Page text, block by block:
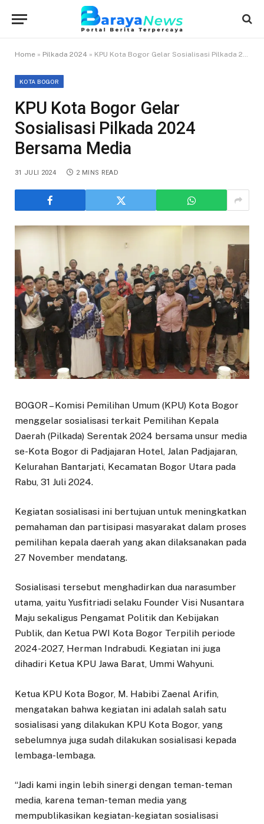
Home » Pilkada 2024 » KPU Kota Bogor Gelar Sosialisasi Pilkada 2024 Bersama Media
KOTA BOGOR
KPU Kota Bogor Gelar
Sosialisasi Pilkada 2024
Bersama Media
31 JULI 2024 2 MINS READ
BOGOR – Komisi Pemilihan Umum (KPU) Kota Bogor
menggelar sosialisasi terkait Pemilihan Kepala
Daerah (Pilkada) Serentak 2024 bersama unsur media
se-Kota Bogor di Padjajaran Hotel, Jalan Padjajaran,
Kelurahan Bantarjati, Kecamatan Bogor Utara pada
Rabu, 31 Juli 2024.
Kegiatan sosialisasi ini bertujuan untuk meningkatkan
pemahaman dan partisipasi masyarakat dalam proses
pemilihan kepala daerah yang akan dilaksanakan pada
27 November mendatang.
Sosialisasi tersebut menghadirkan dua narasumber
utama, yaitu Yusfitriadi selaku Founder Visi Nusantara
Maju sekaligus Pengamat Politik dan Kebijakan
Publik, dan Ketua PWI Kota Bogor Terpilih periode
2024-2027, Herman Indrabudi. Kegiatan ini juga
dihadiri Ketua KPU Jawa Barat, Ummi Wahyuni.
Ketua KPU Kota Bogor, M. Habibi Zaenal Arifin,
mengatakan bahwa kegiatan ini adalah salah satu
sosialisasi yang dilakukan KPU Kota Bogor, yang
sebelumnya juga sudah dilakukan sosialisasi kepada
lembaga-lembaga.
“Jadi kami ingin lebih sinergi dengan teman-teman
media, karena teman-teman media yang
mempublikasikan kegiatan-kegiatan sosialisasi